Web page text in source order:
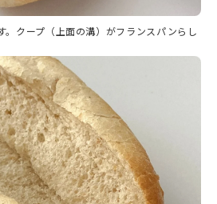
。クープ（上面の溝）がフランスパンらし